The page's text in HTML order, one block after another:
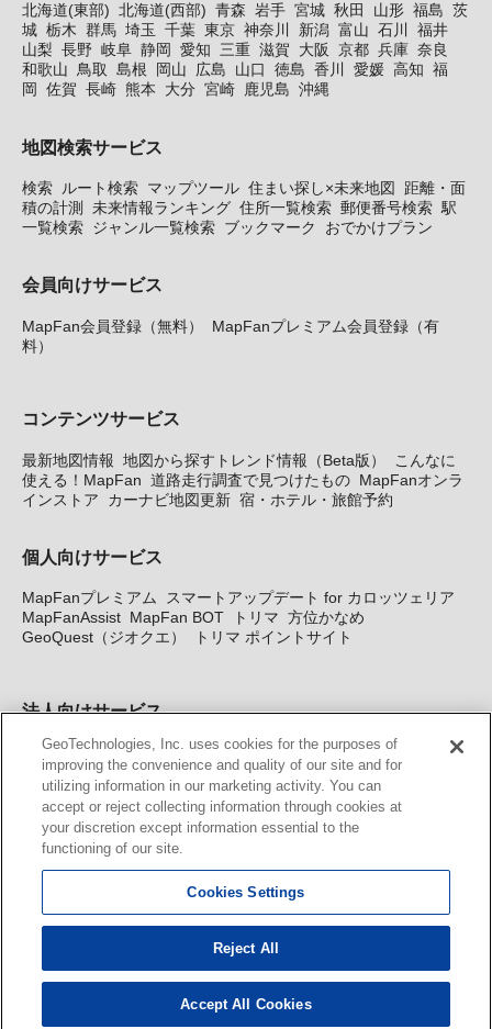
北海道(東部) 北海道(西部) 青森 岩手 宮城 秋田 山形 福島 茨
城 栃木 群馬 埼玉 千葉 東京 神奈川 新潟 富山 石川
福井
山梨 長野 岐阜 静岡 愛知 三重 滋賀 大阪 京都 兵庫 奈良
和歌山 鳥取 島根 岡山 広島 山口 徳島 香川 愛媛 高知 福
岡
佐賀 長崎 熊本 大分 宮崎 鹿児島 沖縄
地図検索サービス
検索 ルート検索 マップツール 住まい探し×未来地図
距離・面
積の計測
未来情報ランキング 住所一覧検索 郵便番号検索 駅
一覧検索 ジャンル一覧検索 ブックマーク おでかけプラン
会員向けサービス
MapFan会員登録（無料）
MapFanプレミアム会員登録（有
料）
コンテンツサービス
最新地図情報 地図から探すトレンド情報（Beta版）
こんなに
使える！MapFan 道路走行調査で見つけたもの MapFanオンラ
インストア
カーナビ地図更新 宿・ホテル・旅館予約
個人向けサービス
MapFanプレミアム
スマートアップデート for カロッツェリア
MapFanAssist MapFan BOT トリマ 方位かなめ
GeoQuest（ジオクエ）
トリマ ポイントサイト
法人向けサービス
法人向け地図・位置情報サービス WEBサイト・システム向け地
図API Windows PC向け地図開発キット MapFan DB 住所確認
サービス
MAP WORLD+ トリマ広告 Geo-Research
カーナビ地図更新サービス
MapFan スマートメンバーズ
KENWOOD MapFan Club
© GeoTechnologies, Inc.
GeoTechnologies, Inc. uses cookies for the purposes of
improving the convenience and quality of our site and for
utilizing information in our marketing activity. You can
accept or reject collecting information through cookies at
your discretion except information essential to the
functioning of our site.
Cookies Settings
Reject All
Accept All Cookies